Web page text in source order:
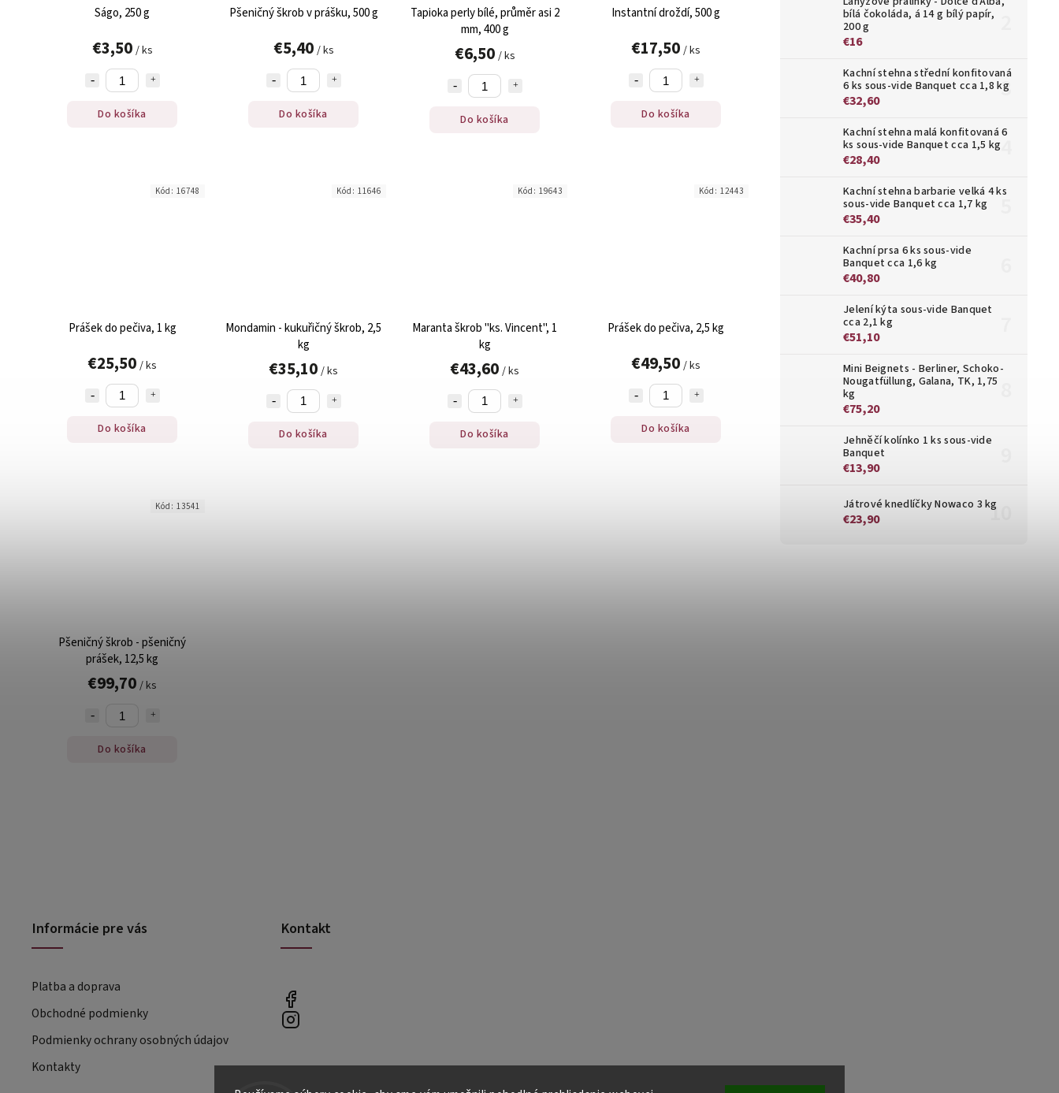
bílá čokoláda, á 14 g bílý papír,
200 g
€16
Kachní stehna střední konfitovaná
6 ks sous-vide Banquet cca 1,8 kg
€32,60
Kachní stehna malá konfitovaná 6
ks sous-vide Banquet cca 1,5 kg
€28,40
Kachní stehna barbarie velká 4 ks
sous-vide Banquet cca 1,7 kg
€35,40
Kachní prsa 6 ks sous-vide
Banquet cca 1,6 kg
€40,80
Jelení kýta sous-vide Banquet
cca 2,1 kg
€51,10
Mini Beignets - Berliner, Schoko-
Nougatfüllung, Galana, TK, 1,75
kg
€75,20
Jehněčí kolínko 1 ks sous-vide
Banquet
€13,90
Játrové knedlíčky Nowaco 3 kg
€23,90
Ságo, 250 g
€3,50 / ks
Do košíka
Pšeničný škrob v prášku, 500 g
€5,40 / ks
Do košíka
Tapioka perly bílé, průměr asi 2
mm, 400 g
€6,50 / ks
Do košíka
Instantní droždí, 500 g
€17,50 / ks
Do košíka
Prášek do pečiva, 1 kg
€25,50 / ks
Do košíka
Kód: 16748
Mondamin - kukuřičný škrob, 2,5
kg
€35,10 / ks
Do košíka
Kód: 11646
Maranta škrob "ks. Vincent", 1
kg
€43,60 / ks
Do košíka
Kód: 19643
Prášek do pečiva, 2,5 kg
€49,50 / ks
Do košíka
Kód: 12443
Pšeničný škrob - pšeničný
prášek, 12,5 kg
€99,70 / ks
Do košíka
Kód: 13541
Informácie pre vás
Platba a doprava
Obchodné podmienky
Podmienky ochrany osobných údajov
Kontakty
Kontakt